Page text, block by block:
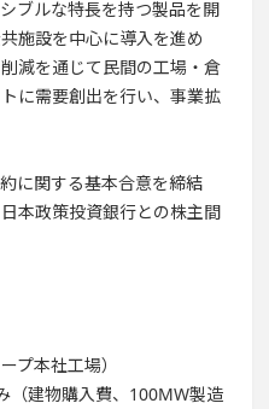
ブルな特長を持つ製品を開
施設を中心に導入を進め
減を通じて民間の工場・倉
に需要創出を行い、事業拡
に関する基本合意を締結
本政策投資銀行との株主間
プ本社工場）
（建物購入費、100MW製造